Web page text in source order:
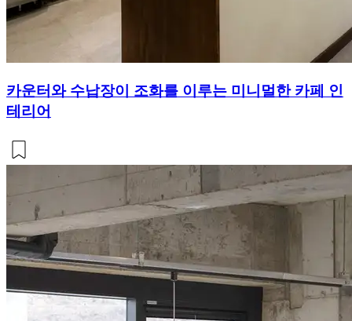
카운터와 수납장이 조화를 이루는 미니멀한 카페 인
테리어